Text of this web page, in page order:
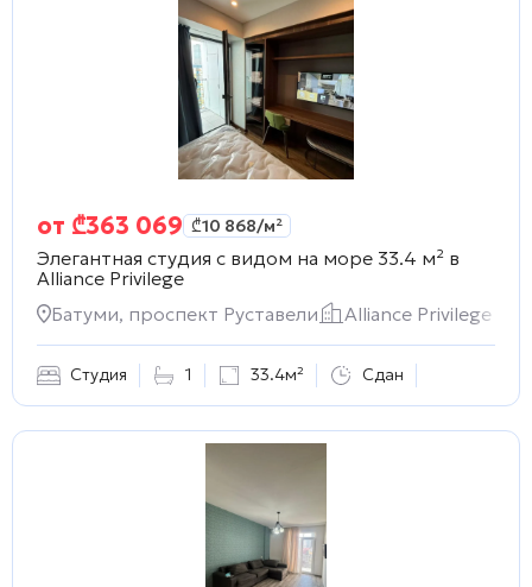
от ₾363 069 ₾10 868/м²
Элегантная студия с видом на море 33.4 м² в
Alliance Privilege
Батуми, проспект Руставели
Alliance Privilege
Студия 1 33.4м² Сдан